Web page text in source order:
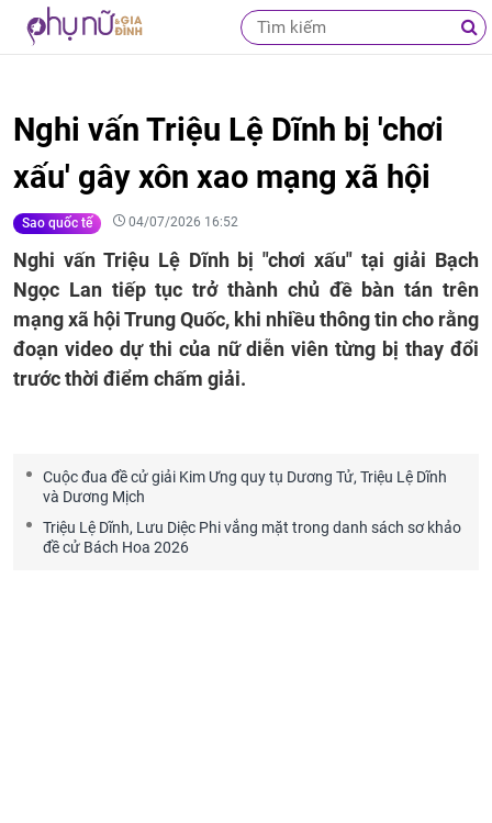
Nghi vấn Triệu Lệ Dĩnh bị 'chơi
xấu' gây xôn xao mạng xã hội
Sao quốc tế 04/07/2026 16:52
Nghi vấn Triệu Lệ Dĩnh bị "chơi xấu" tại giải Bạch
Ngọc Lan tiếp tục trở thành chủ đề bàn tán trên
mạng xã hội Trung Quốc, khi nhiều thông tin cho rằng
đoạn video dự thi của nữ diễn viên từng bị thay đổi
trước thời điểm chấm giải.
Cuộc đua đề cử giải Kim Ưng quy tụ Dương Tử, Triệu Lệ Dĩnh
và Dương Mịch
Triệu Lệ Dĩnh, Lưu Diệc Phi vắng mặt trong danh sách sơ khảo
đề cử Bách Hoa 2026